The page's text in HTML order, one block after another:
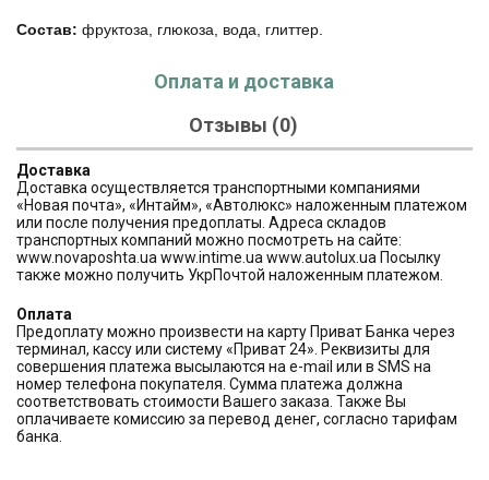
Состав: фруктоза, глюкоза, вода, глиттер.
Оплата и доставка
Отзывы (0)
Доставка
Доставка осуществляется транспортными компаниями
«Новая почта», «Интайм», «Автолюкс» наложенным платежом
или после получения предоплаты. Адреса складов
транспортных компаний можно посмотреть на сайте:
www.novaposhta.ua www.intime.ua www.autolux.ua Посылку
также можно получить УкрПочтой наложенным платежом.
Оплата
Предоплату можно произвести на карту Приват Банка через
терминал, кассу или систему «Приват 24». Реквизиты для
совершения платежа высылаются на e-mail или в SMS на
номер телефона покупателя. Сумма платежа должна
соответствовать стоимости Вашего заказа. Также Вы
оплачиваете комиссию за перевод денег, согласно тарифам
банка.